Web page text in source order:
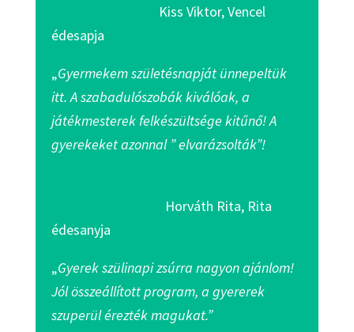
Kiss Viktor, Vencel
édesapja
„Gyermekem születésnapját ünnepeltük
itt. A szabadulószobák kiválóak, a
játékmesterek felkészültsége kitűnő! A
gyerekeket azonnal ” elvarázsolták”!
Horváth Rita, Rita
édesanyja
„Gyerek szülinapi zsúrra nagyon ajánlom!
Jól összeállított program, a gyererek
szuperül érezték magukat.”